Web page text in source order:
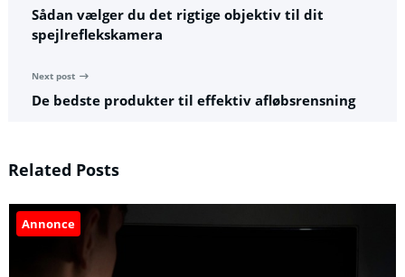
Sådan vælger du det rigtige objektiv til dit
spejlreflekskamera
Next post
De bedste produkter til effektiv afløbsrensning
Related Posts
Annonce